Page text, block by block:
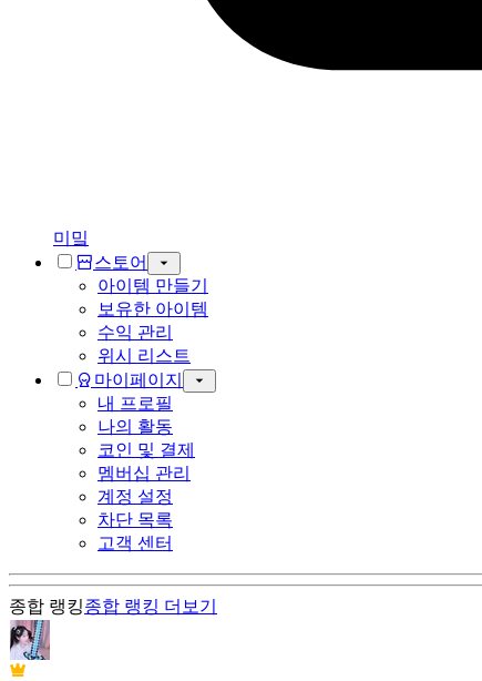
미밐
스토어
아이템 만들기
보유한 아이템
수익 관리
위시 리스트
마이페이지
내 프로필
나의 활동
코인 및 결제
멤버십 관리
계정 설정
차단 목록
고객 센터
종합 랭킹종합 랭킹 더보기